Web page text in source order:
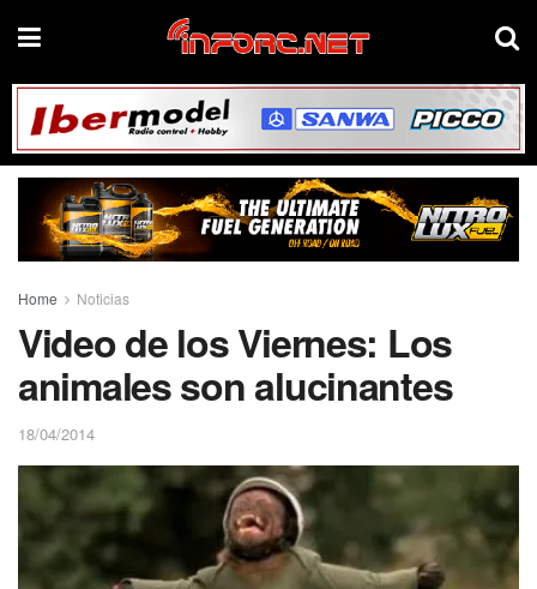
Home Noticias
Video de los Viernes: Los
animales son alucinantes
18/04/2014